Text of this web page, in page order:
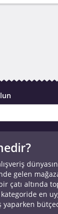
gelen
çatı altında
en
yaparken